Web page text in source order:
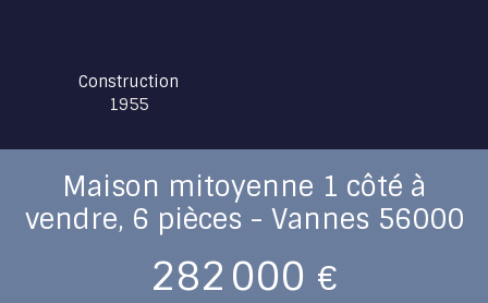
Construction
1955
Maison mitoyenne 1 côté à
vendre, 6 pièces - Vannes 56000
282 000 €